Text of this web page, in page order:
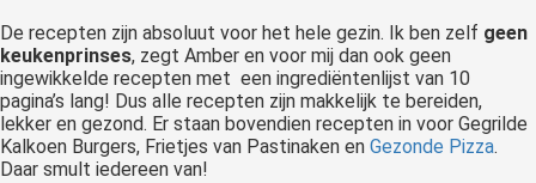
De recepten zijn absoluut voor het hele gezin. Ik ben zelf geen
keukenprinses, zegt Amber en voor mij dan ook geen
ingewikkelde recepten met een ingrediëntenlijst van 10
pagina’s lang! Dus alle recepten zijn makkelijk te bereiden,
lekker en gezond. Er staan bovendien recepten in voor Gegrilde
Kalkoen Burgers, Frietjes van Pastinaken en Gezonde Pizza.
Daar smult iedereen van!